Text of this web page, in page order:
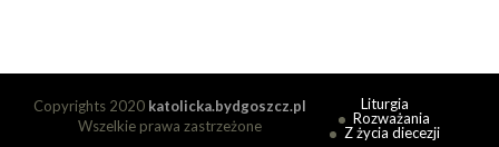
Copyrights 2020 katolicka.bydgoszcz.pl
Wszelkie prawa zastrzeżone
Liturgia
Rozważania
Z życia diecezji